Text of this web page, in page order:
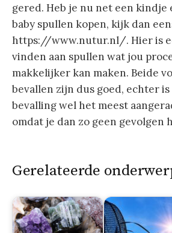
gered. Heb je nu net een kindje
baby spullen kopen, kijk dan
https://www.nutur.nl/. Hier is
vinden aan spullen wat jou
makkelijker kan maken. Beide
bevallen zijn dus goed, echter
bevalling wel het meest
omdat je dan zo geen gevolgen
Gerelateerde